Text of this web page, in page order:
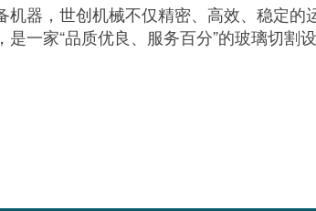
器，世创机械不仅精密、高效、稳定的
一家“品质优良、服务百分”的玻璃切割设